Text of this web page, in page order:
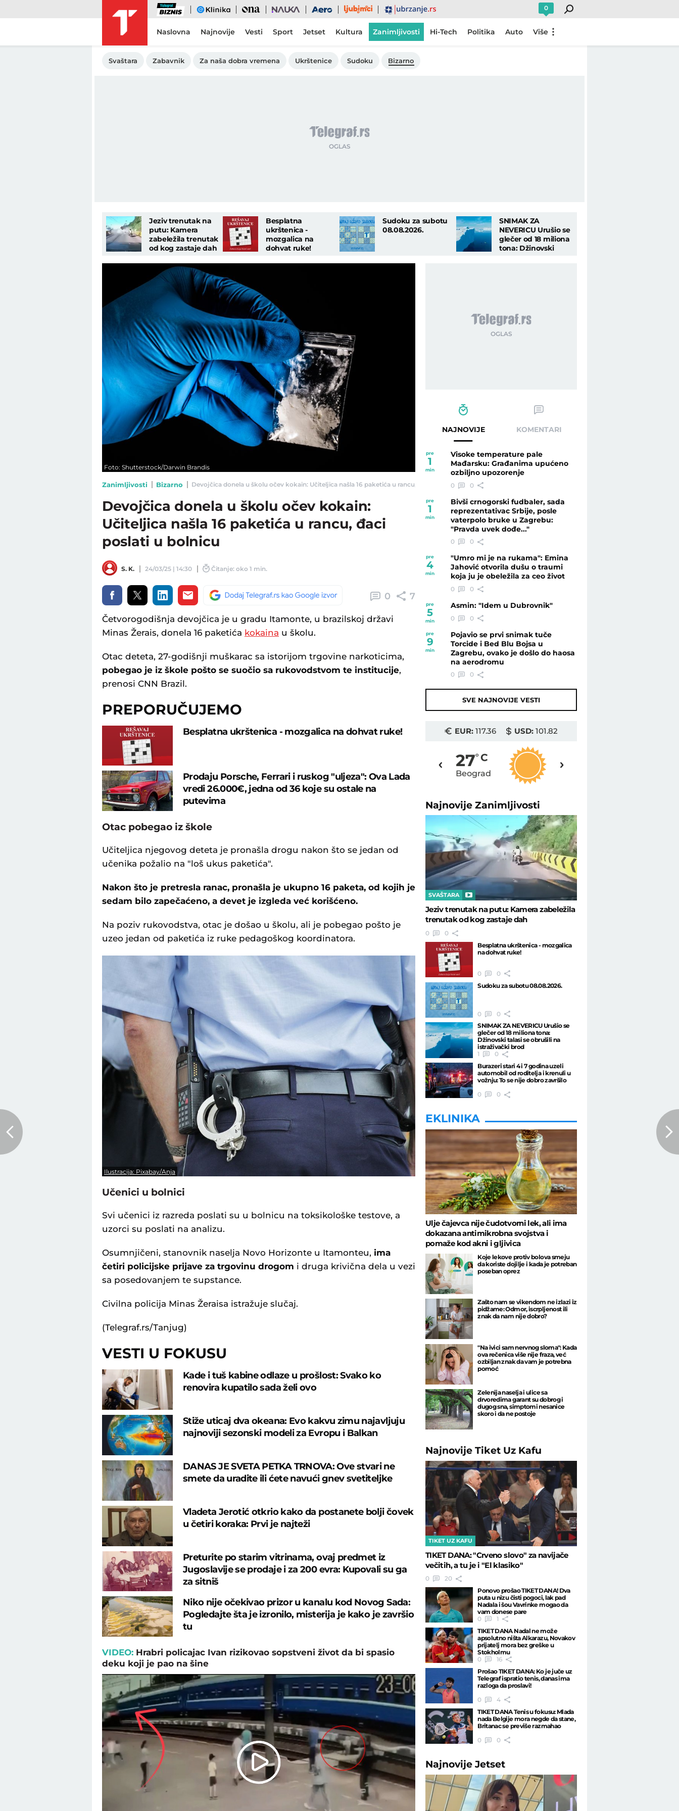
Biznis eKlinika Ona Nauka Aero Ljubimci Ubrzanje 0
Naslovna Najnovije Vesti Sport Jetset Kultura Zanimljivosti Hi-Tech Politika Auto Više
Svaštara Zabavnik Za naša dobra vremena Ukrštenice Sudoku Bizarno
Jeziv trenutak na
putu: Kamera
zabeležila trenutak
od kog zastaje dah
Besplatna
ukrštenica -
mozgalica na
dohvat ruke!
Sudoku za subotu
08.08.2026.
SNIMAK ZA
NEVERICU Urušio se
glečer od 18 miliona
tona: Džinovski
Foto: Shutterstock/Darwin Brandis
Zanimljivosti Bizarno Devojčica donela u školu očev kokain: Učiteljica našla 16 paketića u rancu, đaci poslati u bolnicu - Telegraf.rs
Devojčica donela u školu očev kokain:
Učiteljica našla 16 paketića u rancu, đaci
poslati u bolnicu
S. K. 24/03/25 | 14:30 Čitanje: oko 1 min.
0 7
Četvorogodišnja devojčica je u gradu Itamonte, u brazilskoj državi
Minas Žerais, donela 16 paketića kokaina u školu.
Otac deteta, 27-godišnji muškarac sa istorijom trgovine narkoticima,
pobegao je iz škole pošto se suočio sa rukovodstvom te institucije,
prenosi CNN Brazil.
PREPORUČUJEMO
Besplatna ukrštenica - mozgalica na dohvat ruke!
Prodaju Porsche, Ferrari i ruskog "uljeza": Ova Lada
vredi 26.000€, jedna od 36 koje su ostale na
putevima
Otac pobegao iz škole
Učiteljica njegovog deteta je pronašla drogu nakon što se jedan od
učenika požalio na "loš ukus paketića".
Nakon što je pretresla ranac, pronašla je ukupno 16 paketa, od kojih je
sedam bilo zapečaćeno, a devet je izgleda već korišćeno.
Na poziv rukovodstva, otac je došao u školu, ali je pobegao pošto je
uzeo jedan od paketića iz ruke pedagoškog koordinatora.
Ilustracija: Pixabay/Anja
Učenici u bolnici
Svi učenici iz razreda poslati su u bolnicu na toksikološke testove, a
uzorci su poslati na analizu.
Osumnjičeni, stanovnik naselja Novo Horizonte u Itamonteu, ima
četiri policijske prijave za trgovinu drogom i druga krivična dela u vezi
sa posedovanjem te supstance.
Civilna policija Minas Žeraisa istražuje slučaj.
(Telegraf.rs/Tanjug)
VESTI U FOKUSU
Kade i tuš kabine odlaze u prošlost: Svako ko
renovira kupatilo sada želi ovo
Stiže uticaj dva okeana: Evo kakvu zimu najavljuju
najnoviji sezonski modeli za Evropu i Balkan
DANAS JE SVETA PETKA TRNOVA: Ove stvari ne
smete da uradite ili ćete navući gnev svetiteljke
Vladeta Jerotić otkrio kako da postanete bolji čovek
u četiri koraka: Prvi je najteži
Preturite po starim vitrinama, ovaj predmet iz
Jugoslavije se prodaje i za 200 evra: Kupovali su ga
za sitniš
Niko nije očekivao prizor u kanalu kod Novog Sada:
Pogledajte šta je izronilo, misterija je kako je završio
tu
VIDEO: Hrabri policajac Ivan rizikovao sopstveni život da bi spasio
deku koji je pao na šine
Play
NAJNOVIJE KOMENTARI
pre
1
min
Visoke temperature pale
Mađarsku: Građanima upućeno
ozbiljno upozorenje
0 0
pre
1
min
Bivši crnogorski fudbaler, sada
reprezentativac Srbije, posle
vaterpolo bruke u Zagrebu:
"Pravda uvek dođe..."
0 0
pre
4
min
"Umro mi je na rukama": Emina
Jahović otvorila dušu o traumi
koja ju je obeležila za ceo život
0 0
pre
5
min
Asmin: "Idem u Dubrovnik"
0 0
pre
9
min
Pojavio se prvi snimak tuče
Torcide i Bed Blu Bojsa u
Zagrebu, ovako je došlo do haosa
na aerodromu
0 0
SVE NAJNOVIJE VESTI
EUR:117.36 USD: 101.82
Priština
27o C
Beograd
NajnovijeZanimljivosti
SVAŠTARA
Jeziv trenutak na putu: Kamera zabeležila
trenutak od kog zastaje dah
0
0
Besplatna ukrštenica - mozgalica
na dohvat ruke!
0
0
Sudoku za subotu 08.08.2026.
0
0
SNIMAK ZA NEVERICU Urušio se
glečer od 18 miliona tona:
Džinovski talasi se obrušili na
istraživački brod
1
0
Burazeri stari 4 i 7 godina uzeli
automobil od roditelja i krenuli u
vožnju: To se nije dobro završilo
0
0
EKLINIKA
Ulje čajevca nije čudotvorni lek, ali ima
dokazana antimikrobna svojstva i
pomaže kod akni i gljivica
Koje lekove protiv bolova smeju
da koriste dojilje i kada je potreban
poseban oprez
Zašto nam se vikendom ne izlazi iz
pidžame: Odmor, iscrpljenost ili
znak da nam nije dobro?
"Na ivici sam nervnog sloma": Kada
ova rečenica više nije fraza, već
ozbiljan znak da vam je potrebna
pomoć
Zelenija naselja i ulice sa
drvoredima garant su dobrog i
dugog sna, simptomi nesanice
skoro i da ne postoje
NajnovijeTiket Uz Kafu
TIKET UZ KAFU
TIKET DANA: "Crveno slovo" za navijače
večitih, a tu je i "El klasiko"
0
20
Ponovo prošao TIKET DANA! Dva
puta u nizu čisti pogoci, lak pad
Nadala i šou Vavrinke mogao da
vam donese pare
0
1
TIKET DANA Nadal ne može
apsolutno ništa Alkarazu, Novakov
prijatelj mora bez greške u
Stokholmu
0
16
Prošao TIKET DANA: Ko je juče uz
Telegraf ispratio tenis, danas ima
razloga da proslavi!
0
4
TIKET DANA Tenis u fokusu: Mlada
nada Belgije mora negde da stane,
Britanac se previše razmahao
0
0
NajnovijeJetset